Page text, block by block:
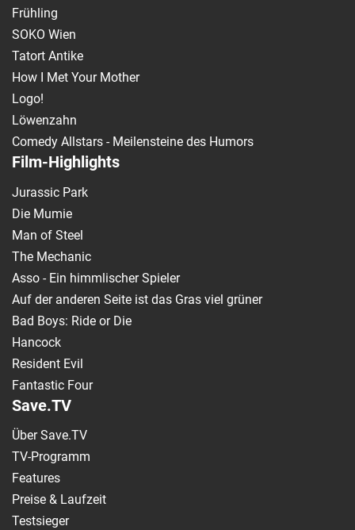
Frühling
SOKO Wien
Tatort Antike
How I Met Your Mother
Logo!
Löwenzahn
Comedy Allstars - Meilensteine des Humors
Film-Highlights
Jurassic Park
Die Mumie
Man of Steel
The Mechanic
Asso - Ein himmlischer Spieler
Auf der anderen Seite ist das Gras viel grüner
Bad Boys: Ride or Die
Hancock
Resident Evil
Fantastic Four
Save.TV
Über Save.TV
TV-Programm
Features
Preise & Laufzeit
Testsieger